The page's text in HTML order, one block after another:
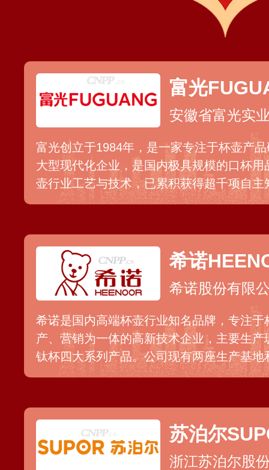
富光
安徽省富光实
富光创立于1984年，是一家专注于杯壶产
大型现代化企业，是国内极具规模的口杯
壶行业工艺与技术，已累积获得超千项自
壶用品行业相关标准的起草和制定。主营
居家休闲、母婴儿童等多种场景。
希诺
希诺股份有限
希诺是国内高端杯壶行业知名品牌，专注
产、营销为一体的高新技术企业，主要生
钛杯四大系列产品。公司现有两座生产基
项专利，是多个行业相关标准起草参编单位
苏泊尔
浙江苏泊尔股